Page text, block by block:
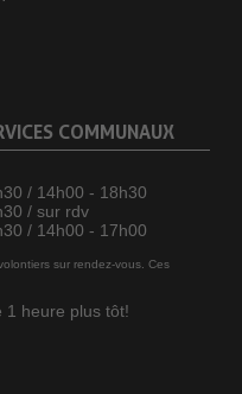
COMMUNAUX
/ 14h00 - 18h30
/ sur rdv
/ 14h00 - 17h00
sur rendez-vous. Ces
1 heure plus tôt!